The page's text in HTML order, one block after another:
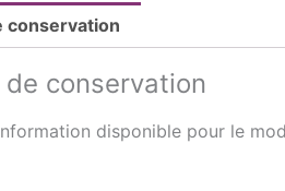
conservation
de conservation
disponible pour le